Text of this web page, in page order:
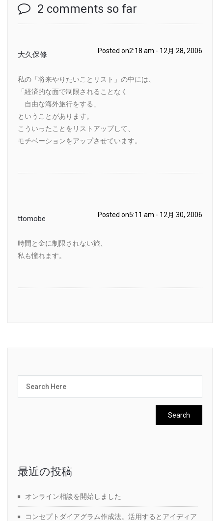
2 comments so far
大久保修 Posted on2:18 am - 12月 28, 2006
私の「将来やりたいことリスト」の中には、
「経済的な面で制限されることなく
自由な海外旅行をする」
ということがあります。
こういったことをリストアップして、
モチベーションをアップさせています。
ttomobe Posted on5:11 am - 12月 30, 2006
時間と金に制限されない旅、
私も憧れます。
最近の投稿
オンライン相談を開始しました
コンセプトダイアグラム作成法。活用するとアイディア